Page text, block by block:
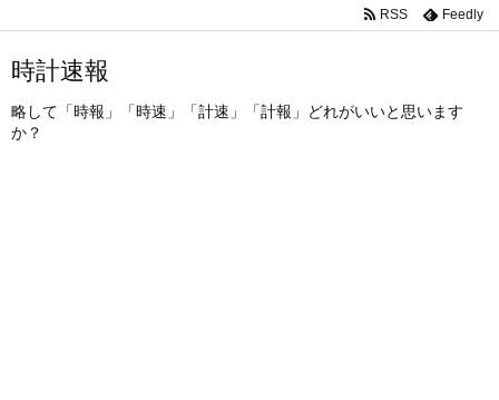
時計速報
略して「時報」「時速」「計速」「計報」どれがいいと思います
か？
RSS Feedly